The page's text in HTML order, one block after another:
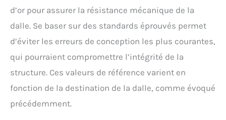
d’or pour assurer la résistance mécanique de la
dalle. Se baser sur des standards éprouvés permet
d’éviter les erreurs de conception les plus courantes,
qui pourraient compromettre l’intégrité de la
structure. Ces valeurs de référence varient en
fonction de la destination de la dalle, comme évoqué
précédemment.